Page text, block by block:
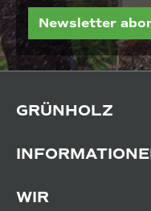
Newsletter
GRÜNHOLZ
WIR